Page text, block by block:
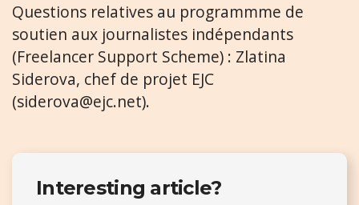
Questions relatives au programmme de
soutien aux journalistes indépendants
(Freelancer Support Scheme) : Zlatina
Siderova, chef de projet EJC
(siderova@ejc.net).
Interesting article?